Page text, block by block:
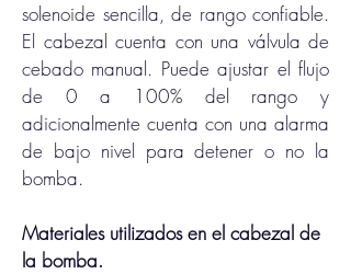
solenoide sencilla, de rango confiable.
El cabezal cuenta con una válvula de
cebado manual. Puede ajustar el flujo
de 0 a 100% del rango y
adicionalmente cuenta con una alarma
de bajo nivel para detener o no la
bomba.
Materiales utilizados en el cabezal de
la bomba.